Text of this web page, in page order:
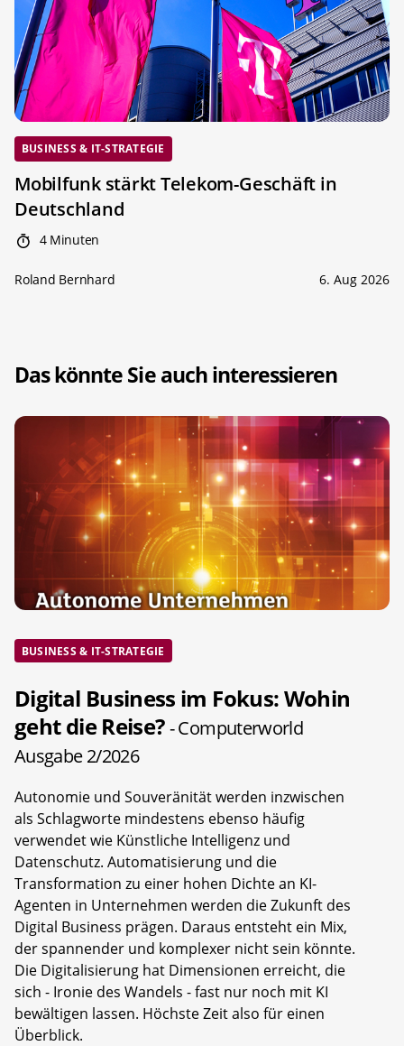
BUSINESS & IT-STRATEGIE
Mobilfunk stärkt Telekom-Geschäft in
Deutschland
4 Minuten
Roland Bernhard 6. Aug 2026
Das könnte Sie auch interessieren
BUSINESS & IT-STRATEGIE
Digital Business im Fokus: Wohin
geht die Reise?- Computerworld
Ausgabe 2/2026
Autonomie und Souveränität werden inzwischen
als Schlagworte mindestens ebenso häufig
verwendet wie Künstliche Intelligenz und
Datenschutz. Automatisierung und die
Transformation zu einer hohen Dichte an KI-
Agenten in Unternehmen werden die Zukunft des
Digital Business prägen. Daraus entsteht ein Mix,
der spannender und komplexer nicht sein könnte.
Die Digitalisierung hat Dimensionen erreicht, die
sich - Ironie des Wandels - fast nur noch mit KI
bewältigen lassen. Höchste Zeit also für einen
Überblick.